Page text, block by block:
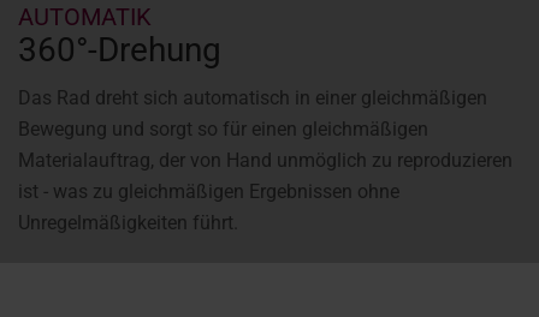
AUTOMATIK
360°-Drehung
Das Rad dreht sich automatisch in einer gleichmäßigen
Bewegung und sorgt so für einen gleichmäßigen
Materialauftrag, der von Hand unmöglich zu reproduzieren
ist - was zu gleichmäßigen Ergebnissen ohne
Unregelmäßigkeiten führt.